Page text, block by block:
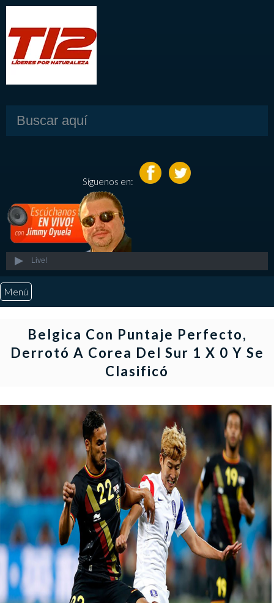
Síguenos en:
Live!
Menú
Noticias
Otros Deportes
Risaralda
Pereira
Belgica Con Puntaje Perfecto,
Derrotó A Corea Del Sur 1 X 0 Y Se
Clasificó